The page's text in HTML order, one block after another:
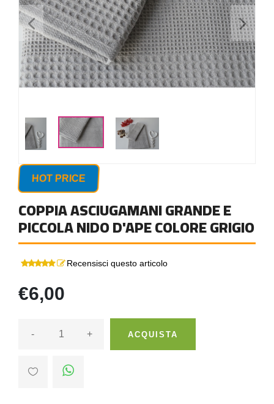
< >
HOT PRICE
COPPIA ASCIUGAMANI GRANDE E
PICCOLA NIDO D'APE COLORE GRIGIO
Recensisci questo articolo
€6,00
- + ACQUISTA